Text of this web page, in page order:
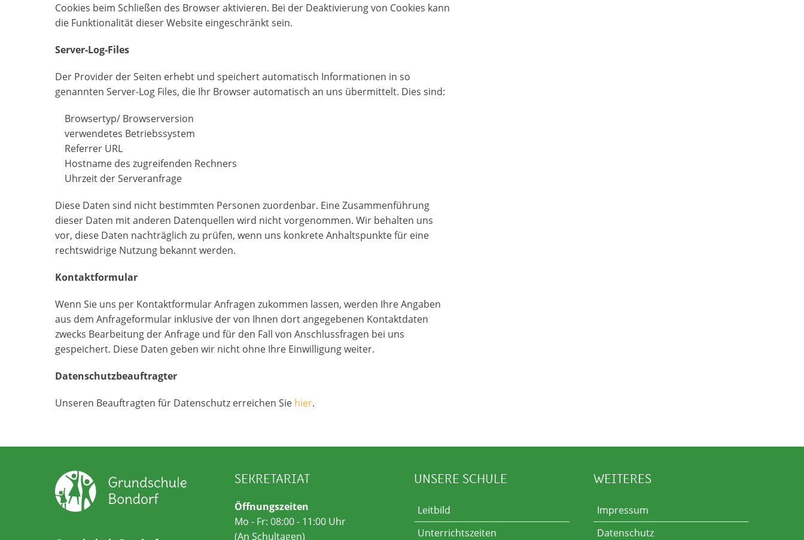
Cookies beim Schließen des Browser aktivieren. Bei der Deaktivierung von Cookies kann
die Funktionalität dieser Website eingeschränkt sein.
Server-Log-Files
Der Provider der Seiten erhebt und speichert automatisch Informationen in so
genannten Server-Log Files, die Ihr Browser automatisch an uns übermittelt. Dies sind:
Browsertyp/ Browserversion
verwendetes Betriebssystem
Referrer URL
Hostname des zugreifenden Rechners
Uhrzeit der Serveranfrage
Diese Daten sind nicht bestimmten Personen zuordenbar. Eine Zusammenführung
dieser Daten mit anderen Datenquellen wird nicht vorgenommen. Wir behalten uns
vor, diese Daten nachträglich zu prüfen, wenn uns konkrete Anhaltspunkte für eine
rechtswidrige Nutzung bekannt werden.
Kontaktformular
Wenn Sie uns per Kontaktformular Anfragen zukommen lassen, werden Ihre Angaben
aus dem Anfrageformular inklusive der von Ihnen dort angegebenen Kontaktdaten
zwecks Bearbeitung der Anfrage und für den Fall von Anschlussfragen bei uns
gespeichert. Diese Daten geben wir nicht ohne Ihre Einwilligung weiter.
Datenschutzbeauftragter
Unseren Beauftragten für Datenschutz erreichen Sie hier.
SEKRETARIAT
Öffnungszeiten
Mo - Fr: 08:00 - 11:00 Uhr
(An Schultagen)
UNSERE SCHULE
Leitbild
Unterrichtszeiten
WEITERES
Impressum
Datenschutz